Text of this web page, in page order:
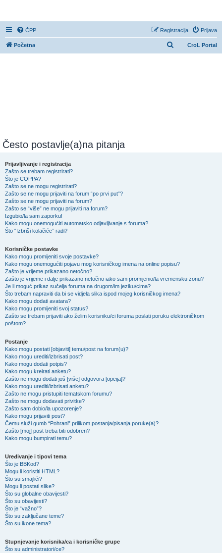
ČPP Prijava
Registracija
CroL Portal
Početna
Često postavlje(a)na pitanja
Prijavljivanje i registracija
Zašto se trebam registrirati?
Što je COPPA?
Zašto se ne mogu registrirati?
Zašto se ne mogu prijaviti na forum “po prvi put”?
Zašto se ne mogu prijaviti na forum?
Zašto se “više” ne mogu prijaviti na forum?
Izgubio/la sam zaporku!
Kako mogu onemogućiti automatsko odjavljivanje s foruma?
Što “Izbriši kolačiće” radi?
Korisničke postavke
Kako mogu promijeniti svoje postavke?
Kako mogu onemogućiti pojavu mog korisničkog imena na online popisu?
Zašto je vrijeme prikazano netočno?
Zašto je vrijeme i dalje prikazano netočno iako sam promijenio/la vremensku zonu?
Je li moguć prikaz sučelja foruma na drugom/im jeziku/cima?
Što trebam napraviti da bi se vidjela slika ispod mojeg korisničkog imena?
Kako mogu dodati avatara?
Kako mogu promijeniti svoj status?
Zašto se trebam prijaviti ako želim korisniku/ci foruma poslati poruku elektroničkom
poštom?
Postanje
Kako mogu postati [objaviti] temu/post na forum(u)?
Kako mogu urediti/izbrisati post?
Kako mogu dodati potpis?
Kako mogu kreirati anketu?
Zašto ne mogu dodati još [više] odgovora [opcija]?
Kako mogu urediti/izbrisati anketu?
Zašto ne mogu pristupiti tematskom forumu?
Zašto ne mogu dodavati privitke?
Zašto sam dobio/la upozorenje?
Kako mogu prijaviti post?
Čemu služi gumb “Pohrani” prilikom postanja/pisanja poruke(a)?
Zašto [moj] post treba biti odobren?
Kako mogu bumpirati temu?
Uređivanje i tipovi tema
Što je BBKod?
Mogu li koristiti HTML?
Što su smajlići?
Mogu li postati slike?
Što su globalne obavijesti?
Što su obavijesti?
Što je “važno”?
Što su zaključane teme?
Što su ikone tema?
Stupnjevanje korisnika/ca i korisničke grupe
Što su administratori/ce?